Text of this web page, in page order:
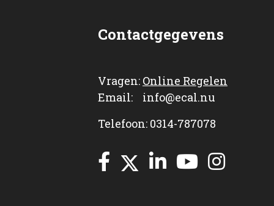
Contactgegevens
Vragen: Online Regelen
Email: info@ecal.nu
Telefoon: 0314-787078